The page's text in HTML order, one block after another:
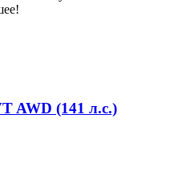
AWD (141 л.с.)